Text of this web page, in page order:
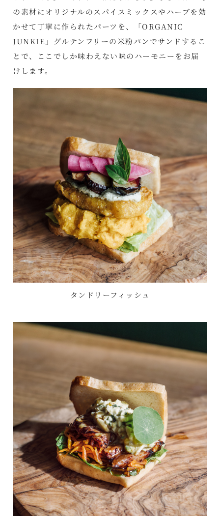
の素材にオリジナルのスパイスミックスやハーブを効
かせて丁寧に作られたパーツを、「ORGANIC
JUNKIE」グルテンフリーの米粉パンでサンドするこ
とで、ここでしか味わえない味のハーモニーをお届
けします。
タンドリーフィッシュ